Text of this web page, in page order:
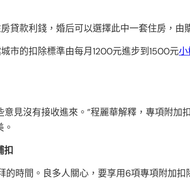
貸款利錢，婚后可以選擇此中一套住房，
市的扣除標準由每月1200元進步到1500元小
見沒有接收進來。”程麗華解釋，專項附
扣
的時間。良多人關心，要享用6項專項附加扣